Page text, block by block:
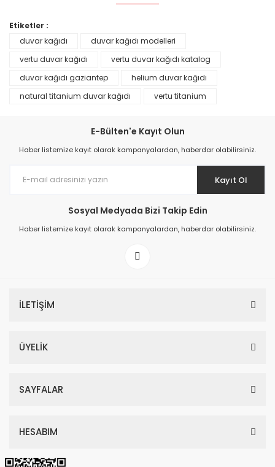
Prime ArtDECO Duvar Kağıdı Tutkalı 500 gr
199,00 TL
Etiketler :
duvar kağıdı
duvar kağıdı modelleri
vertu duvar kağıdı
vertu duvar kağıdı katalog
duvar kağıdı gaziantep
helium duvar kağıdı
natural titanium duvar kağıdı
vertu titanium
E-Bülten'e Kayıt Olun
Haber listemize kayıt olarak kampanyalardan, haberdar olabilirsiniz.
Kayıt Ol
Sosyal Medyada Bizi Takip Edin
Haber listemize kayıt olarak kampanyalardan, haberdar olabilirsiniz.
İLETİŞİM
ÜYELİK
SAYFALAR
HESABIM